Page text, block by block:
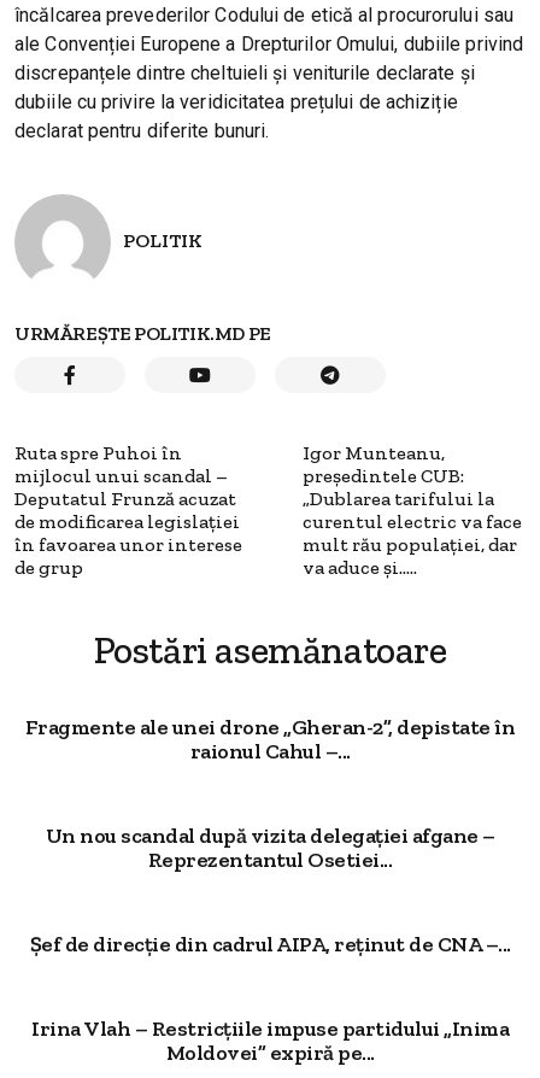
încălcarea prevederilor Codului de etică al procurorului sau
ale Convenției Europene a Drepturilor Omului, dubiile privind
discrepanțele dintre cheltuieli și veniturile declarate și
dubiile cu privire la veridicitatea prețului de achiziție
declarat pentru diferite bunuri.
POLITIK
URMĂREȘTE POLITIK.MD PE
Ruta spre Puhoi în
mijlocul unui scandal –
Deputatul Frunză acuzat
de modificarea legislației
în favoarea unor interese
de grup
Igor Munteanu,
președintele CUB:
„Dublarea tarifului la
curentul electric va face
mult rău populației, dar
va aduce și…..
Postări asemănatoare
Fragmente ale unei drone „Gheran-2”, depistate în
raionul Cahul –...
Un nou scandal după vizita delegației afgane –
Reprezentantul Osetiei...
Șef de direcție din cadrul AIPA, reținut de CNA –...
Irina Vlah – Restricțiile impuse partidului „Inima
Moldovei” expiră pe...